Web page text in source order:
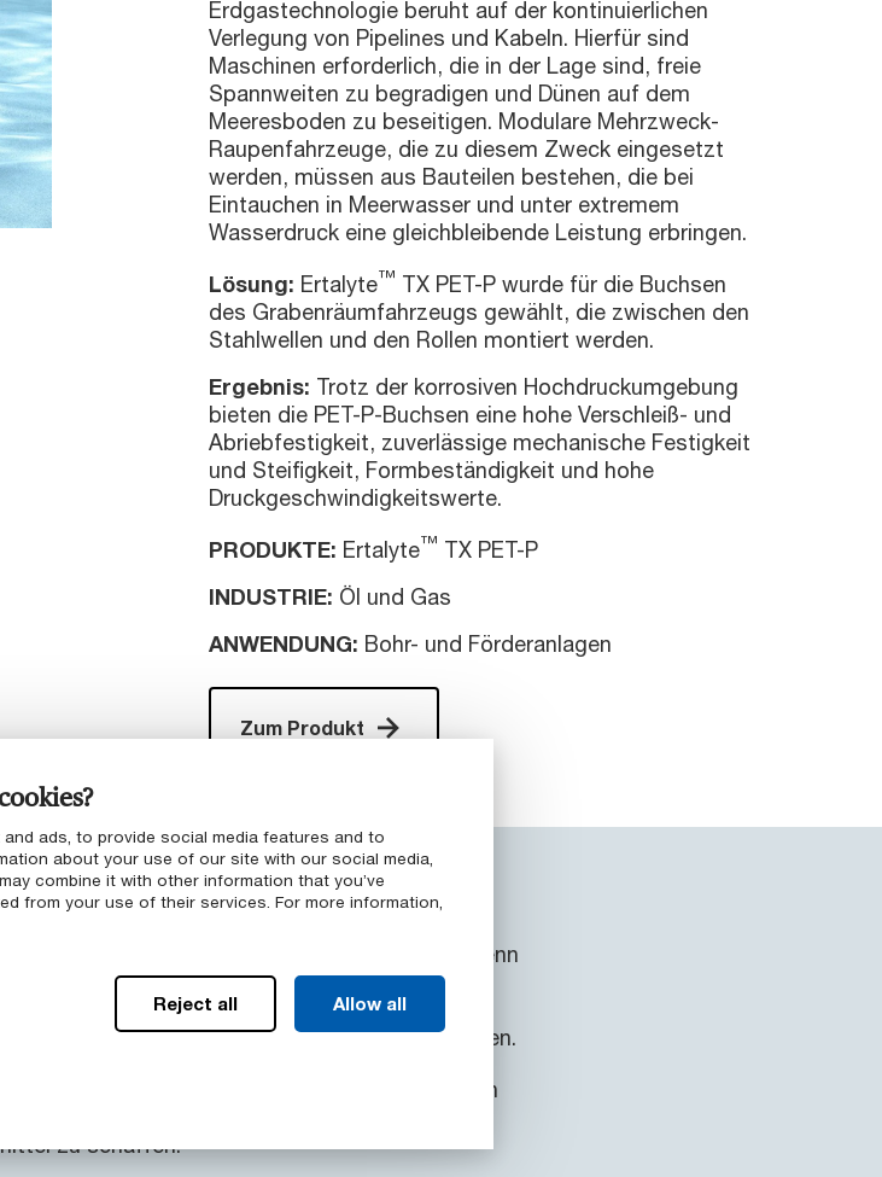
ads, to provide social media features and to
about your use of our site with our social media,
combine it with other information that you’ve
from your use of their services. For more information,
Reject all Allow all
Erdgastechnologie beruht auf der kontinuierlichen
Verlegung von Pipelines und Kabeln. Hierfür sind
Maschinen erforderlich, die in der Lage sind, freie
Spannweiten zu begradigen und Dünen auf dem
Meeresboden zu beseitigen. Modulare Mehrzweck-
Raupenfahrzeuge, die zu diesem Zweck eingesetzt
werden, müssen aus Bauteilen bestehen, die bei
Eintauchen in Meerwasser und unter extremem
Wasserdruck eine gleichbleibende Leistung erbringen.
Lösung: Ertalyte™ TX PET-P wurde für die Buchsen
des Grabenräumfahrzeugs gewählt, die zwischen den
Stahlwellen und den Rollen montiert werden.
Ergebnis: Trotz der korrosiven Hochdruckumgebung
bieten die PET-P-Buchsen eine hohe Verschleiß- und
Abriebfestigkeit, zuverlässige mechanische Festigkeit
und Steifigkeit, Formbeständigkeit und hohe
Druckgeschwindigkeitswerte.
PRODUKTE: Ertalyte™ TX PET-P
INDUSTRIE: Öl und Gas
ANWENDUNG: Bohr- und Förderanlagen
Zum Produkt
Entwürfe für Fritteusen-Kugellager
aus Gusseisen (typischerweise 2-Bolzen-
Diese Lager funktionieren jedoch schlecht, wenn
getaucht werden. Das Schmiermittel kann
und Frittierverunreinigungen bilden, die
am Abrollen hindern und zu Ausfällen führen.
207 PTFE wurde ausgewählt, um ein
zu schaffen.